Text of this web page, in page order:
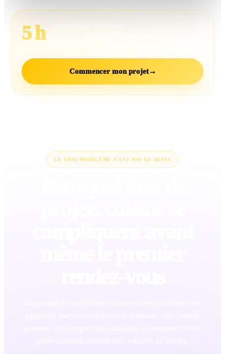
5 h
Commencer mon projet→
LE VRAI PROBLÈME N’EST PAS LE DEVIS